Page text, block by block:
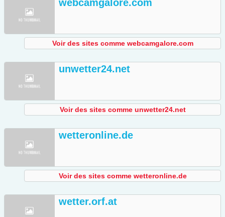
webcamgalore.com
Voir des sites comme webcamgalore.com
unwetter24.net
Voir des sites comme unwetter24.net
wetteronline.de
Voir des sites comme wetteronline.de
wetter.orf.at